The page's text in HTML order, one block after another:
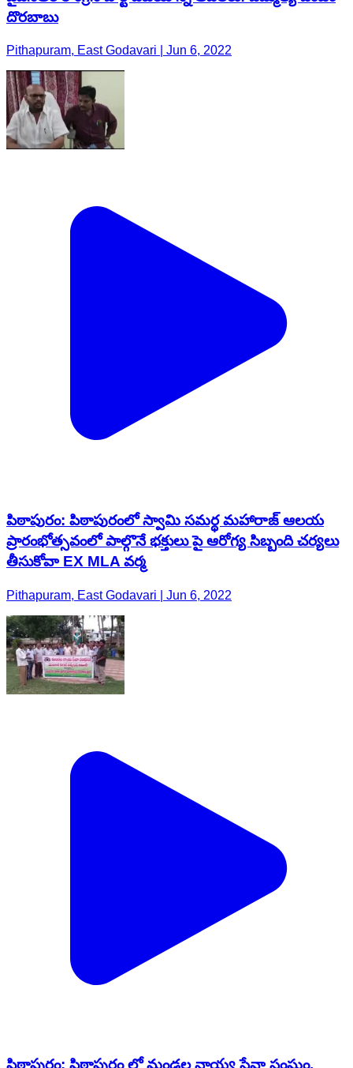
దొరబాబు
Pithapuram, East Godavari | Jun 6, 2022
పిఠాపురం: పిఠాపురంలో స్వామి సమర్థ మహారాజ్ ఆలయ
ప్రారంభోత్సవంలో పాల్గొనే భక్తులు పై ఆరోగ్య సిబ్బంది చర్యలు
తీసుకోవా EX MLA వర్మ
Pithapuram, East Godavari | Jun 6, 2022